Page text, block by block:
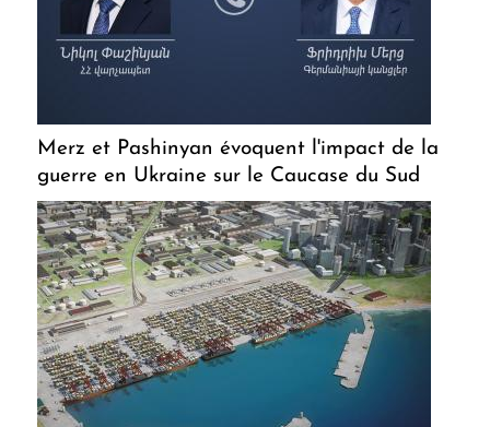
Merz et Pashinyan évoquent l'impact de la
guerre en Ukraine sur le Caucase du Sud